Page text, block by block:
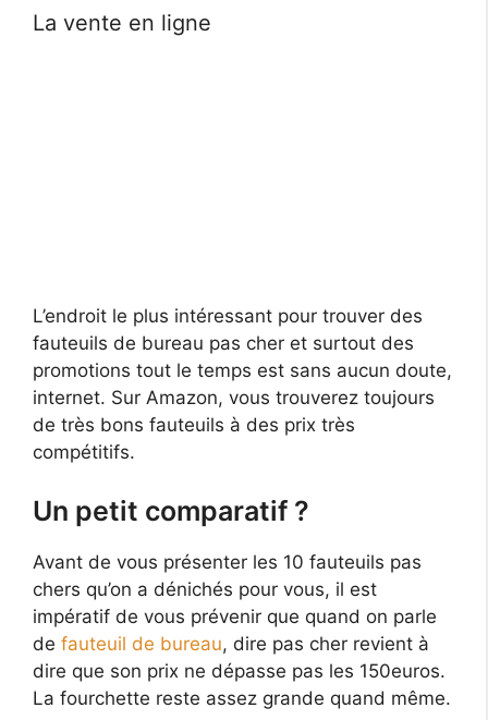
La vente en ligne
L’endroit le plus intéressant pour trouver des
fauteuils de bureau pas cher et surtout des
promotions tout le temps est sans aucun doute,
internet. Sur Amazon, vous trouverez toujours
de très bons fauteuils à des prix très
compétitifs.
Un petit comparatif ?
Avant de vous présenter les 10 fauteuils pas
chers qu’on a dénichés pour vous, il est
impératif de vous prévenir que quand on parle
de fauteuil de bureau, dire pas cher revient à
dire que son prix ne dépasse pas les 150euros.
La fourchette reste assez grande quand même.